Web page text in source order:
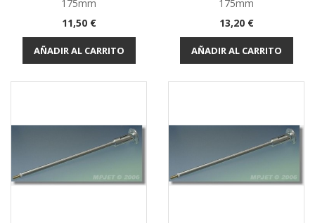
175mm
Precio
11,50 €
AÑADIR AL CARRITO
175mm
Precio
13,20 €
AÑADIR AL CARRITO